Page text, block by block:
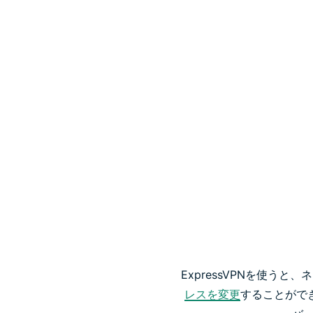
ExpressVPNを使うと、
レスを変更することがで